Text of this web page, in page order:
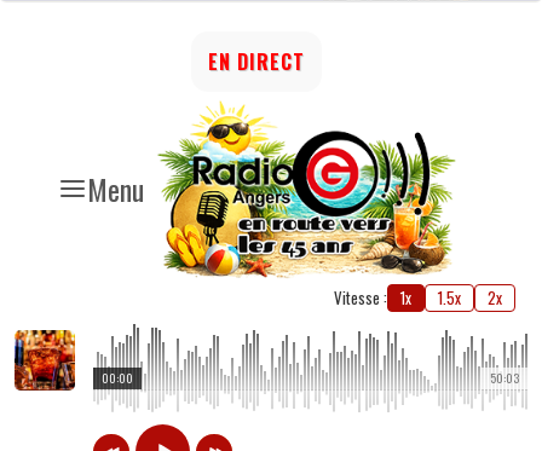
Menu
EN DIRECT
Vitesse : 1x 1.5x 2x
50:03
00:00